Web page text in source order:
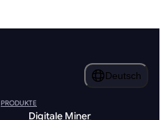
Deutsch
PRODUKTE
Digitale Miner